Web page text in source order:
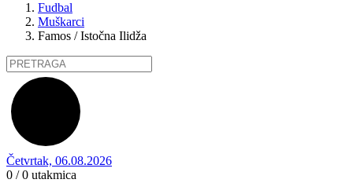
Fudbal
Muškarci
Famos / Istočna Ilidža
Četvrtak, 06.08.2026
0 / 0 utakmica